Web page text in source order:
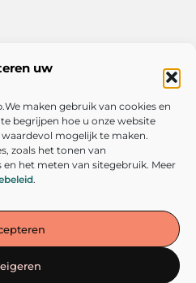
uw
maken gebruik van cookies en
begrijpen hoe u onze website
mogelijk te maken.
zoals het tonen van
het meten van sitegebruik. Meer
.
en persoonlijke groei
verhalen, inzichten en tips die
vandaag nog de wereld van